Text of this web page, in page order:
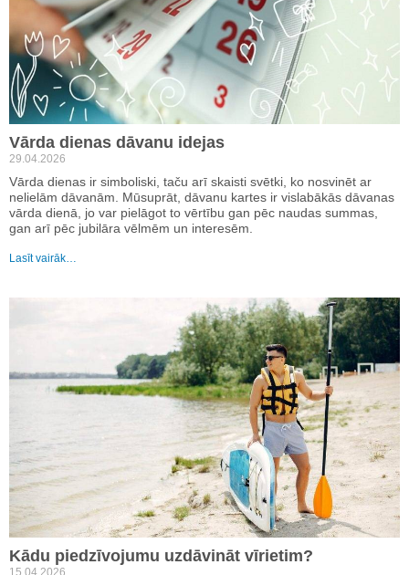
Vārda dienas dāvanu idejas
29.04.2026
Vārda dienas ir simboliski, taču arī skaisti svētki, ko nosvinēt ar
nelielām dāvanām. Mūsuprāt, dāvanu kartes ir vislabākās dāvanas
vārda dienā, jo var pielāgot to vērtību gan pēc naudas summas,
gan arī pēc jubilāra vēlmēm un interesēm.
Lasīt vairāk…
Kādu piedzīvojumu uzdāvināt vīrietim?
15.04.2026